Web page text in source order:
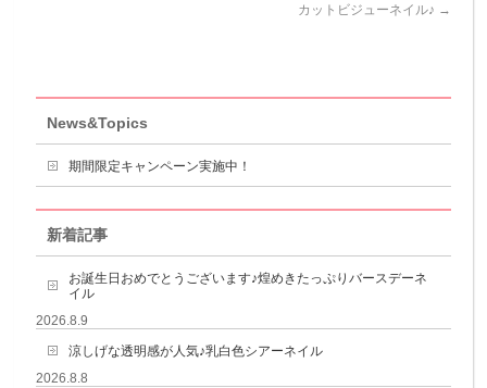
カットビジューネイル♪ →
News&Topics
期間限定キャンペーン実施中！
新着記事
お誕生日おめでとうございます♪煌めきたっぷりバースデーネ
イル
2026.8.9
涼しげな透明感が人気♪乳白色シアーネイル
2026.8.8